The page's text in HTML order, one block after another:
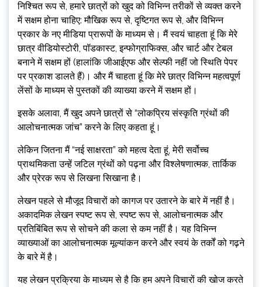
निश्चित रूप से, हमारे छात्रों को खुद को विभिन्न तरीकों से व्यक्त करने
में सक्षम होना चाहिए: मौखिक रूप से, दृष्टिगत रूप से, और विभिन्न
प्रकार के नए मीडिया प्रारूपों के माध्यम से। मैं स्वयं चाहता हूं कि मेरे
छात्र वीडियोस्टोरी, पॉडकास्ट, इन्फोग्राफिक्स, और चार्ट और टेबल
बनाने में सक्षम हों (हालांकि जीआईएफ और सेल्फी नहीं जो स्थिति पेपर
पर प्रकाश डालते हैं)। और मैं चाहता हूं कि मेरे छात्र विभिन्न महत्वपूर्ण
लेंसों के माध्यम से पुस्तकों की व्याख्या करने में सक्षम हों।
इसके अलावा, मैं खुद अपने छात्रों से “लोकप्रिय संस्कृति ग्रंथों की
आलोचनात्मक जांच” करने के लिए कहता हूं।
लेकिन जितना मैं “नई साक्षरता” को महत्व देता हूं, मेरी सर्वोच्च
प्राथमिकता उन्हें जटिल ग्रंथों को पढ़ना और विश्लेषणात्मक, तार्किक
और प्रेरक रूप से लिखना सिखाना है।
लेखन पहले से मौजूद विचारों को कागज पर उतारने के बारे में नहीं है।
अकादमिक लेखन स्पष्ट रूप से, स्पष्ट रूप से, आलोचनात्मक और
प्रतिबिंबित रूप से सोचने की कला से कम नहीं है। यह विभिन्न
व्याख्याओं का आलोचनात्मक मूल्यांकन करने और स्वयं के तर्कों को गढ़ने
के बारे में है।
यह लेखन प्रक्रिया के माध्यम से है कि हम अपने विचारों की खोज करते